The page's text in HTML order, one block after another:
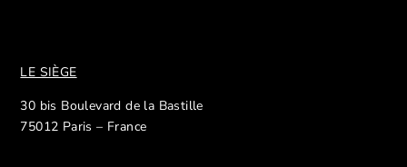
LE SIÈGE
30 bis Boulevard de la Bastille
75012 Paris – France